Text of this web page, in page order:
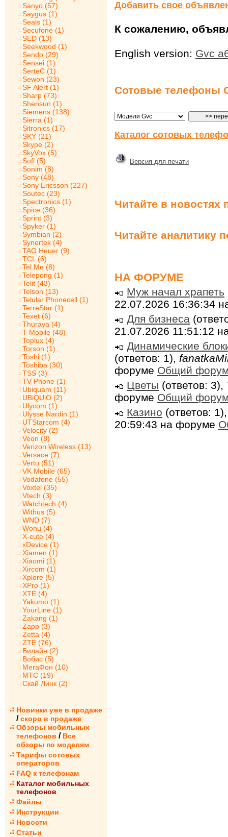
Sanyo (57)
Saygus (1)
Seals (1)
Secufone (1)
SED (13)
Seekwood (1)
Sendo (29)
Sensei (1)
SerteC (1)
Sewon (23)
SF Alert (1)
Sharp (73)
Shensun (1)
Siemens (138)
Sierra (1)
Sitronics (17)
SKY (21)
Skype (2)
SkyVox (5)
Sofi (5)
Sonim (8)
Sony (48)
Sony Ericsson (227)
Soutec (23)
Spectronics (1)
Spice (36)
Sprint (3)
Spyker (1)
Symbian (2)
Synertek (4)
TAG Heuer (9)
TCL (6)
Tel.Me (8)
Telepong (1)
Telit (43)
Telson (13)
Telular Phonecell (1)
TerreStar (1)
Texet (6)
Thuraya (4)
T-Mobile (48)
Toplux (4)
Torson (1)
Toshi (1)
Toshiba (30)
TSS (3)
TV Phone (1)
Ubiquam (11)
UBiQUiO (2)
Ulycom (1)
Ulysse Nardin (1)
UTStarcom (4)
Velocity (2)
Veon (8)
Verizon Wireless (13)
Versace (7)
Vertu (51)
VK Mobile (65)
Vodafone (55)
Voxtel (35)
Vtech (3)
Watchtech (4)
Withus (5)
WND (7)
Wonu (4)
X-cute (4)
xDevice (1)
Xiamen (1)
Xiaomi (1)
Xircom (1)
Xplore (5)
XPro (1)
XTE (4)
Yakumo (1)
YourLine (1)
Zakang (1)
Zapp (3)
Zetta (4)
ZTE (76)
Билайн (2)
Вобис (5)
МегаФон (10)
МТС (19)
Скай Линк (2)
Новинки уже в продаже
/ скоро в продаже
Обзоры мобильных
телефонов / Все
обзоры по моделям
Тарифы сотовых
операторов
FAQ к телефонам
Каталог мобильных
телефонов
Файлы
Инструкции
Новости
Статьи
Добавить свое
К сожалению,
English version: Gvc
Сотовые телефоны
Каталог сотовых
Версия для печати
Читайте в новостях
Читайте аналитику
НА ФОРУМЕ
Муж начал храпеть
22.07.2026 16:36:34
Для бизнеса
21.07.2026 11:51:12
Динамические
(ответов: 1),
форуме Общий
Цветы (ответов: 3),
форуме Общий
Казино (ответов:
20:59:43 на форуме